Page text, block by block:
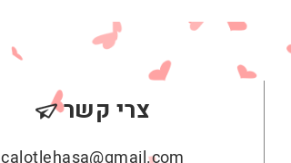
צרי קשר
calotlehasa@gmail.com